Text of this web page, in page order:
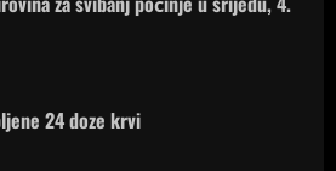
24 doze krvi